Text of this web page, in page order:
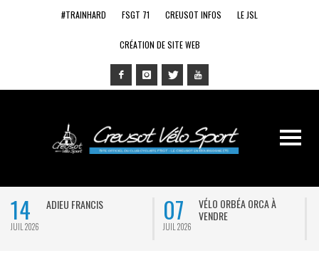
#TRAINHARD FSGT 71 CREUSOT INFOS LE JSL
CRÉATION DE SITE WEB
14
JUIL 2026
ADIEU FRANCIS 07
JUIL 2026
VÉLO ORBÉA ORCA À
VENDRE